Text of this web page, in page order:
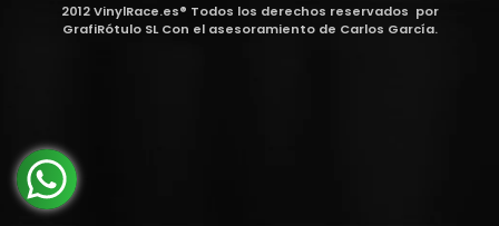
2012 VinylRace.es® Todos los derechos reservados por
GrafiRótulo SLCon el asesoramiento de Carlos García.